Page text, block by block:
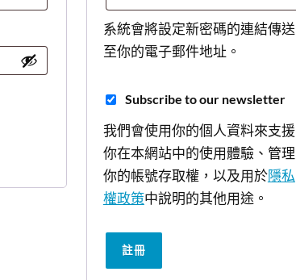
系統會將設定新密碼的連結傳送
至你的電子郵件地址。
Subscribe to our newsletter
我們會使用你的個人資料來支援
你在本網站中的使用體驗、管理
你的帳號存取權，以及用於隱私
權政策中說明的其他用途。
註冊